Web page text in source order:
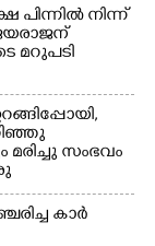
പിന്നിൽ നിന്ന്
മറുപടി
സംഭവം
പരിക്ക്,
കാർ